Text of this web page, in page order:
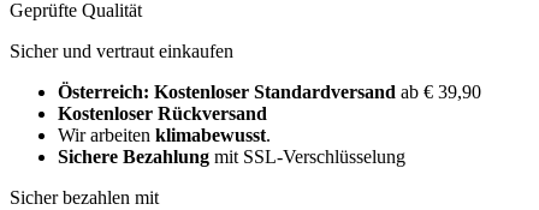
Geprüfte Qualität
Sicher und vertraut einkaufen
Österreich: Kostenloser Standardversand ab € 39,90
Kostenloser Rückversand
Wir arbeiten klimabewusst.
Sichere Bezahlung mit SSL-Verschlüsselung
Sicher bezahlen mit